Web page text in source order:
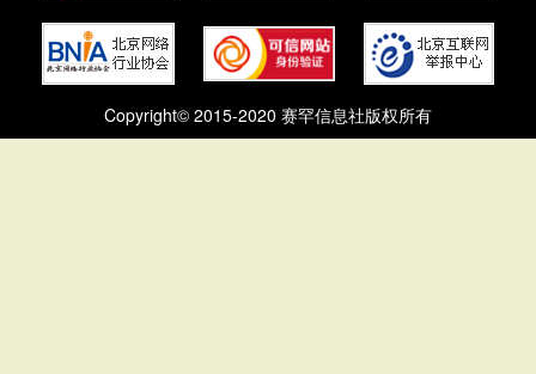
Copyright© 2015-2020 赛罕信息社版权所有